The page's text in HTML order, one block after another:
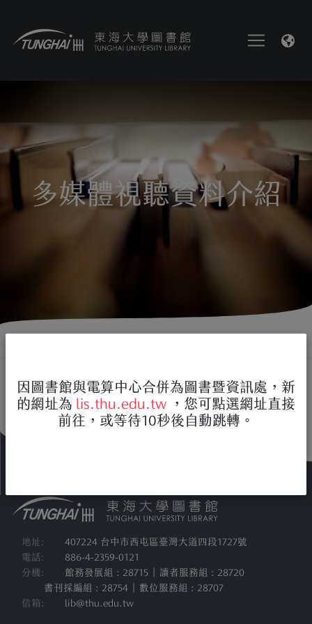
多媒體視聽資料介紹
地址:
407224 台中市西屯區臺灣大道四段1727號
電話:
886-4-2359-0121
分機:
館務發展組 : 28715 | 讀者服務組 : 28720
書刊採編組 : 28754 | 數位服務組 : 28707
信箱:
lib@thu.edu.tw
因圖書館與電算中心合併為圖書暨資訊處，新
的網址為
lis.thu.edu.tw ，您可點選網址直接
前往，或等待10秒後自動跳轉。